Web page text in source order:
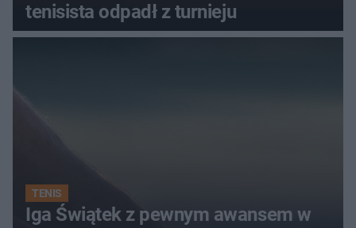
tenisista odpadł z turnieju
TENIS
Iga Świątek z pewnym awansem w